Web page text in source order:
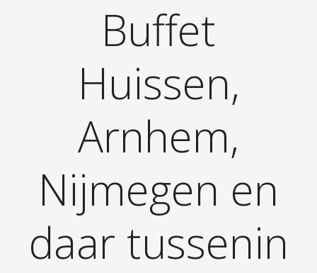
Buffet
Huissen,
Arnhem,
Nijmegen en
daar tussenin